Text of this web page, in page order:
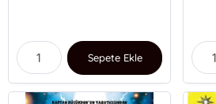
Sepete Ekle